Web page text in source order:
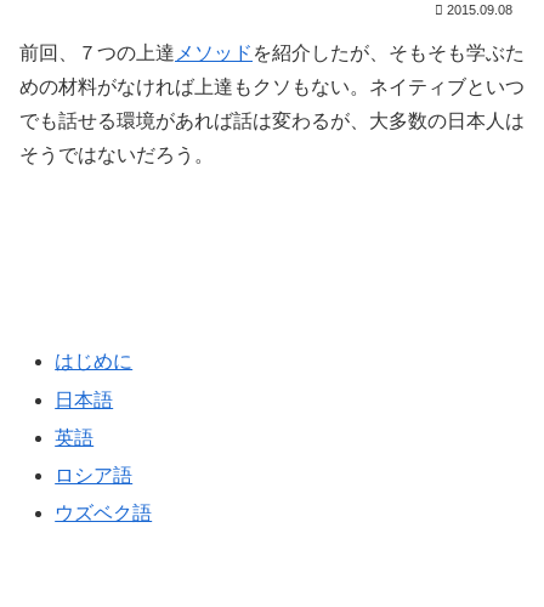
2015.09.08
前回、７つの上達 メソッド を紹介したが、そもそも学ぶた
めの材料がなければ上達もクソもない。ネイティブといつ
でも話せる環境があれば話は変わるが、大多数の日本人は
そうではないだろう。
はじめに
日本語
英語
ロシア語
ウズベク語